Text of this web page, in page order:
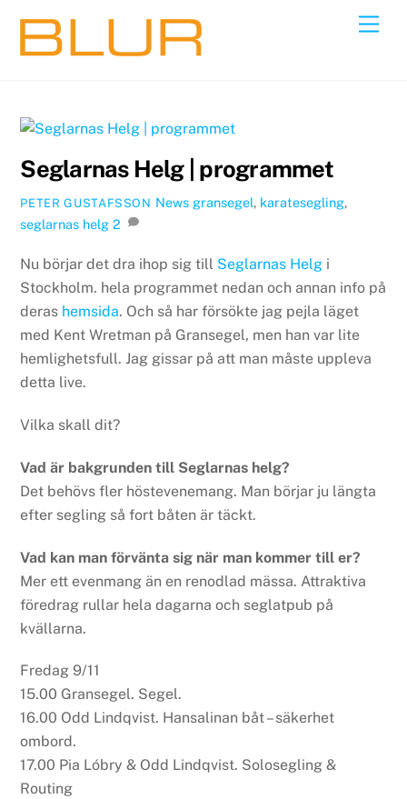
content
Seglarnas Helg | programmet
PETER GUSTAFSSON News gransegel, karatesegling,
seglarnas helg 2
Nu börjar det dra ihop sig till Seglarnas Helg i
Stockholm. hela programmet nedan och annan info på
deras hemsida. Och så har försökte jag pejla läget
med Kent Wretman på Gransegel, men han var lite
hemlighetsfull. Jag gissar på att man måste uppleva
detta live.
Vilka skall dit?
Vad är bakgrunden till Seglarnas helg?
Det behövs fler höstevenemang. Man börjar ju längta
efter segling så fort båten är täckt.
Vad kan man förvänta sig när man kommer till er?
Mer ett evenmang än en renodlad mässa. Attraktiva
föredrag rullar hela dagarna och seglatpub på
kvällarna.
Fredag 9/11
15.00 Gransegel. Segel.
16.00 Odd Lindqvist. Hansalinan båt – säkerhet
ombord.
17.00 Pia Lóbry & Odd Lindqvist. Solosegling &
Routing